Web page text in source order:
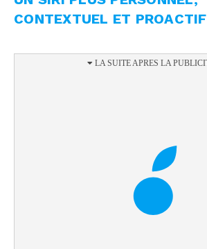
CONTEXTUEL ET PROACTIF